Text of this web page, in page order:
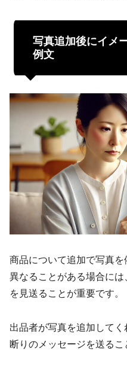
写真追加後にイメ
例文
商品について追加で写真
異なることがある場合に
を見送ることが重要です。
出品者が写真を追加してく
断りのメッセージを送るこ